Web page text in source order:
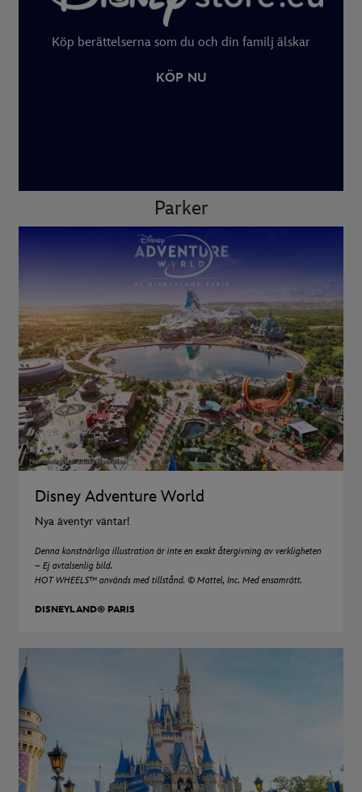
Köp berättelserna som du och din familj älskar
KÖP NU
Parker
Disney Adventure World
Nya äventyr väntar!
Denna konstnärliga illustration är inte en exakt återgivning av verkligheten
– Ej avtalsenlig bild.
HOT WHEELS™ används med tillstånd. © Mattel, Inc. Med ensamrätt.
DISNEYLAND® PARIS